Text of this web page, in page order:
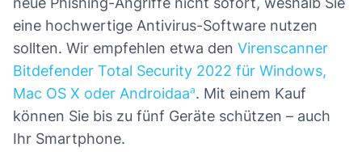
eine hochwertige Antivirus-Software nutzen
sollten. Wir empfehlen etwa den Virenscanner
Bitdefender Total Security 2022 für Windows,
Mac OS X oder Androidaa . Mit einem Kauf
können Sie bis zu fünf Geräte schützen – auch
Ihr Smartphone.